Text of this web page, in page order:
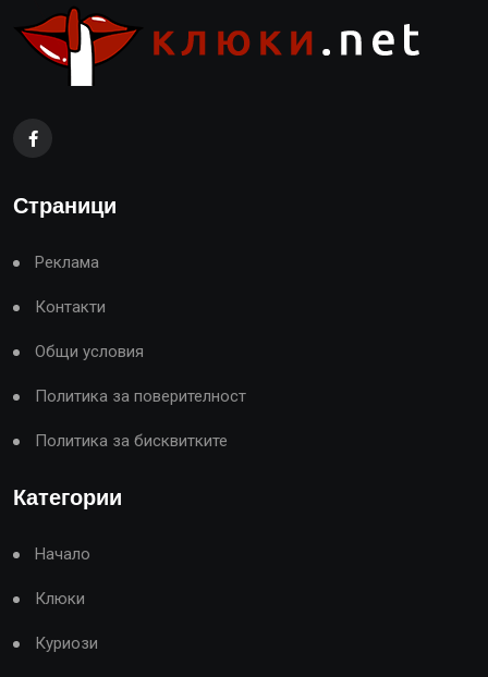
Страници
Реклама
Контакти
Общи условия
Политика за поверителност
Политика за бисквитките
Категории
Начало
Клюки
Куриози